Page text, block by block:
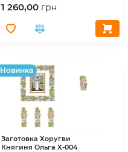
1 260,00 грн
Hовинка
Заготовка Хоругви
Княгиня Ольга Х-004